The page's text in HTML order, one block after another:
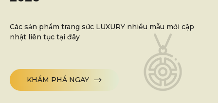
Các sản phẩm trang sức LUXURY nhiều mẫu mới cập
nhật liên tục tại đây
KHÁM PHÁ NGAY